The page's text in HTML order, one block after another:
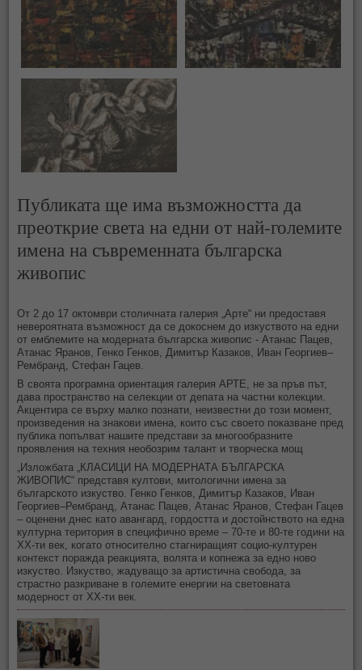
Публиката ще има възможността да
преоткрие света на едни от най-големите
имена на съвременната българска
живопис
От 2 до 17 октомври столичната галерия „Арте“ ни предоставя
невероятната възможност да се докоснем до изкуството на едни
от емблемите на модерната българска живопис - Атанас Пацев,
Атанас Яранов, Генко Генков, Димитър Казаков, Иван Георгиев–
Рембранд, Стефан Гацев.
В своята програмна ориентация галерия АРТЕ, не за пръв път,
дава пространство на селекции от депата на частни колекции.
Акцентира се върху малко познати, неизвестни до този момент,
произведения на знакови имена, които със своето показване пред
публика попълват нашите представи за многообразните
проявления на техния необозрим талант и творческа мощ
„Изложбата „КЛАСИЦИ НА МОДЕРНАТА БЪЛГАРСКА
ЖИВОПИС“ представя култови, митологични имена за
българското изкуство. Генко Генков, Димитър Казаков, Иван
Георгиев–Рембранд, Атанас Пацев, Атанас Яранов, Стефан Гацев
– оценени днес като авангард, гордостта и достойнството на една
културна територия в специфично време – 70-те и 80-те години на
ХХ-ти век, когато относително стагниращият социо-културен
контекст поражда реакцията, волята и копнежа за едно ново
изкуство. Изкуство, жадуващо за артистична свобода, за
страстно разкриване в големите енергии на световната
модерност от ХХ-ти век.